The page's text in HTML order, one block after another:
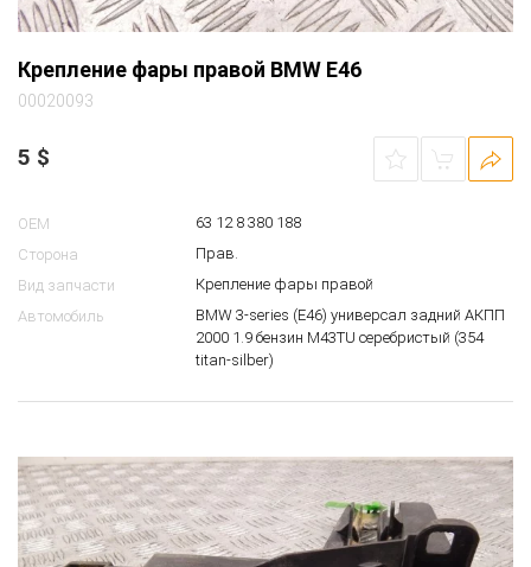
Крепление фары правой BMW E46
00020093
5 $
OEM
63 12 8 380 188
Сторона
Прав.
Вид запчасти
Крепление фары правой
Автомобиль
BMW 3-series (E46) универсал задний АКПП
2000 1.9 бензин M43TU серебристый (354
titan-silber)